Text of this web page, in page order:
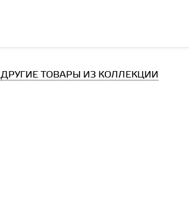
ДРУГИЕ ТОВАРЫ ИЗ КОЛЛЕКЦИИ